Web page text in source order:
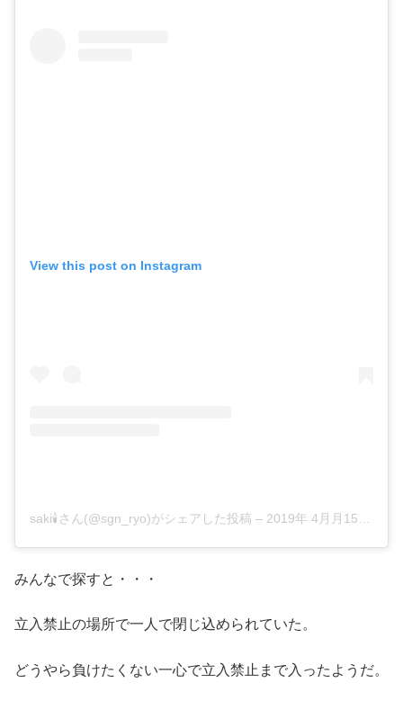
View this post on Instagram
saki🕯さん(@sgn_ryo)がシェアした投稿 – 2019年 4月月15日午前4時28分PDT
みんなで探すと・・・
立入禁止の場所で一人で閉じ込められていた。
どうやら負けたくない一心で立入禁止まで入ったようだ。